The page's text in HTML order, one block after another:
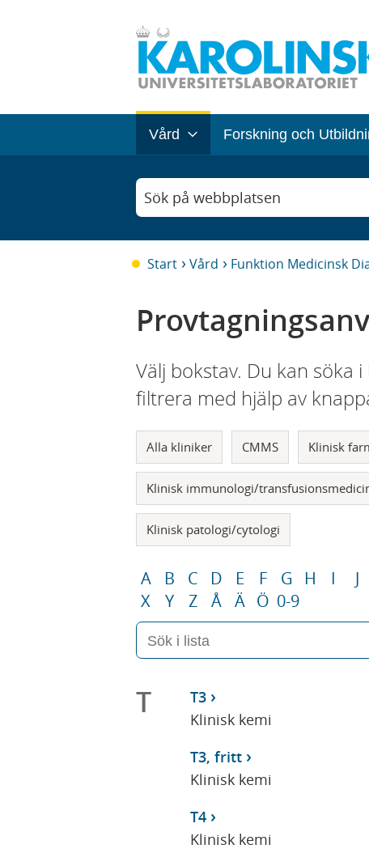
Vård Forskning och
Sök på webbplatsen
Start Vård Funktion Medicinsk
Välj bokstav. Du kan söka
filtrera med hjälp av
Alla kliniker CMMS Klinisk
Klinisk immunologi/
Klinisk patologi/cytologi
A B C D E F G H I J
X
Y Z Å Ä Ö 0-9
T
T3
Klinisk kemi
T3, fritt
Klinisk kemi
T4
Klinisk kemi